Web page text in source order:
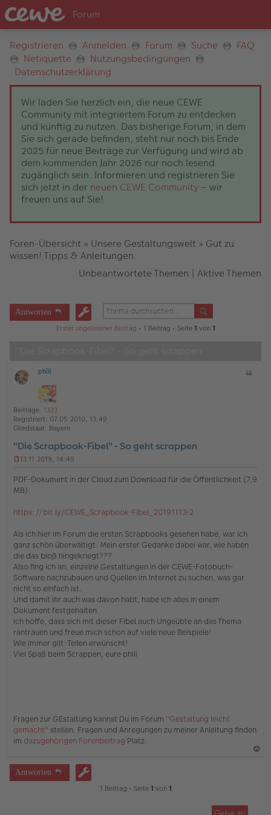
Registrieren Anmelden Forum Suche
FAQ
Netiquette
Nutzungsbedingungen
Datenschutzerklärung
Wir laden Sie herzlich ein, die neue CEWE
Community mit integriertem Forum zu entdecken
und künftig zu nutzen. Das bisherige Forum, in dem
Sie sich gerade befinden, steht nur noch bis Ende
2025 für neue Beiträge zur Verfügung und wird ab
dem kommenden Jahr 2026 nur noch lesend
zugänglich sein. Informieren und registrieren Sie
sich jetzt in der neuen CEWE Community – wir
freuen uns auf Sie!
Foren-Übersicht » Unsere Gestaltungswelt » Gut zu
wissen! Tipps & Anleitungen
Unbeantwortete Themen | Aktive Themen
Antworten
Erster ungelesener Beitrag • 1 Beitrag • Seite 1 von 1
O
ff
n
e
phili
Beiträge: 1323
Registriert: 07.05.2010, 13:49
Gliedstaat: Bayern
"Die Scrapbook-Fibel" - So geht scrappen
n
g
e
e
n
e
r
B
e
t
r
a
g
13.11.2019, 14:49
PDF-Dokument in der Cloud zum Download für die Öffentlichkeit (7,9
MB):
https://bit.ly/CEWE_Scrapbook-Fibel_20191113-2
Als ich hier im Forum die ersten Scrapbooks gesehen habe, war ich
ganz schön überwältigt. Mein erster Gedanke dabei war, wie haben
die das bloß hingekriegt???
Also fing ich an, einzelne Gestaltungen in der CEWE-Fotobuch-
Software nachzubauen und Quellen im Internet zu suchen, was gar
nicht so einfach ist.
Und damit ihr auch was davon habt, habe ich alles in einem
Dokument festgehalten.
Ich hoffe, dass sich mit dieser Fibel auch Ungeübte an das Thema
rantrauen und freue mich schon auf viele neue Beispiele!
Wie immer gilt: Teilen erwünscht!
Viel Spaß beim Scrappen, eure phili
Fragen zur GEstaltung kannst Du im Forum "Gestaltung leicht
gemacht" stellen. Fragen und Anregungen zu meiner Anleitung finden
im dazugehörigen Forenbeitrag Platz.
Antworten
1 Beitrag • Seite 1 von 1